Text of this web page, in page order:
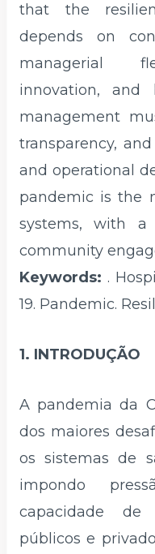
that the
depends on
managerial
innovation, and
management
transparency,
and operational
pandemic is the
systems, with a
community
Keywords: .
19. Pandemic.
1. INTRODUÇÃO
A pandemia da
dos maiores
os sistemas de
impondo
capacidade de
públicos e